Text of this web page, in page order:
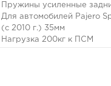
Пружины усиленные
Для автомобилей Pajero
(с 2010 г.) 35мм
Нагрузка 200кг к ПСМ